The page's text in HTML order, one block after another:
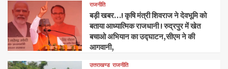
राजनीति
बड़ी खबर…! कृषि मंत्री शिवराज ने देवभूमि को
बताया आध्यात्मिक राजधानी ! रुद्रपुर में खेत
बचाओ अभियान का उद्घाटन,सीएम ने की
आगवानी,
उत्तराखण्ड राजनीति